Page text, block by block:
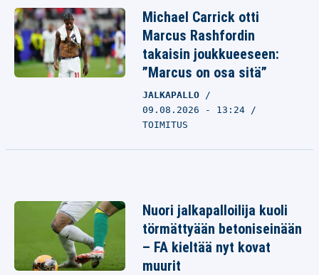
Michael Carrick otti
Marcus Rashfordin
takaisin joukkueeseen:
”Marcus on osa sitä”
JALKAPALLO
09.08.2026 - 13:24
TOIMITUS
Nuori jalkapalloilija kuoli
törmättyään betoniseinään
– FA kieltää nyt kovat
muurit